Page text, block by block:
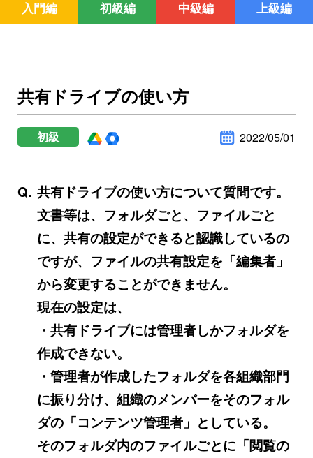
入門編 初級編 中級編 上級編
共有ドライブの使い方
初級 2022/05/01
共有ドライブの使い方について質問です。
文書等は、フォルダごと、ファイルごと
に、共有の設定ができると認識しているの
ですが、ファイルの共有設定を「編集者」
から変更することができません。
現在の設定は、
・共有ドライブには管理者しかフォルダを
作成できない。
・管理者が作成したフォルダを各組織部門
に振り分け、組織のメンバーをそのフォル
ダの「コンテンツ管理者」としている。
そのフォルダ内のファイルごとに「閲覧の